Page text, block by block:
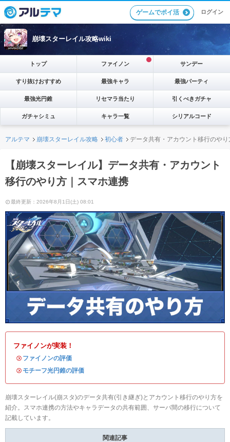
ゲームでポイ活 ログイン
崩壊スターレイル攻略wiki
トップ ファイノン サンデー
すり抜けおすすめ 最強キャラ 最強パーティ
最強光円錐 リセマラ当たり 引くべきガチャ
ガチャシミュ キャラ一覧 シリアルコード
アルテマ 崩壊スターレイル攻略 初心者 データ共有・アカウント移行のや
【崩壊スターレイル】データ共有・アカウント
移行のやり方｜スマホ連携
最終更新：2026年8月1日(土) 08:01
ファイノンが実装！
・ ファイノンの評価
・ モチーフ光円錐の評価
崩壊スターレイル(崩スタ)のデータ共有(引き継ぎ)とアカウント移行のやり方を
紹介。スマホ連携の方法やキャラデータの共有範囲、サーバ間の移行について
記載しています。
関連記事